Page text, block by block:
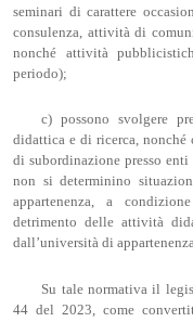
seminari di carattere
consulenza, attività di
nonché attività
periodo);
c) possono svolgere
didattica e di ricerca,
di subordinazione presso
non si determinino
appartenenza, a
detrimento delle attività
dall’università di
Su tale normativa il
44 del 2023, come